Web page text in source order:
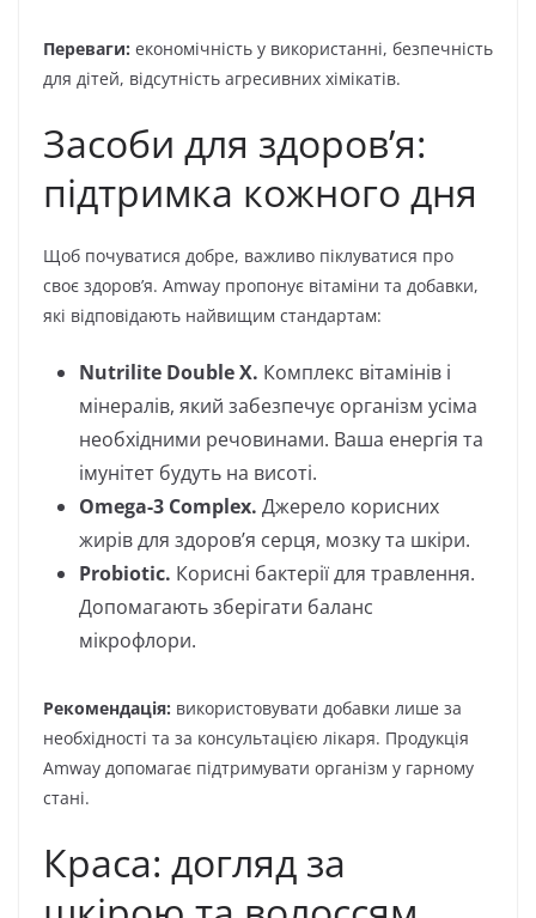
Переваги: економічність у використанні, безпечність
для дітей, відсутність агресивних хімікатів.
Засоби для здоров’я:
підтримка кожного дня
Щоб почуватися добре, важливо піклуватися про
своє здоров’я. Amway пропонує вітаміни та добавки,
які відповідають найвищим стандартам:
Nutrilite Double X. Комплекс вітамінів і
мінералів, який забезпечує організм усіма
необхідними речовинами. Ваша енергія та
імунітет будуть на висоті.
Omega-3 Complex. Джерело корисних
жирів для здоров’я серця, мозку та шкіри.
Probiotic. Корисні бактерії для травлення.
Допомагають зберігати баланс
мікрофлори.
Рекомендація: використовувати добавки лише за
необхідності та за консультацією лікаря. Продукція
Amway допомагає підтримувати організм у гарному
стані.
Краса: догляд за